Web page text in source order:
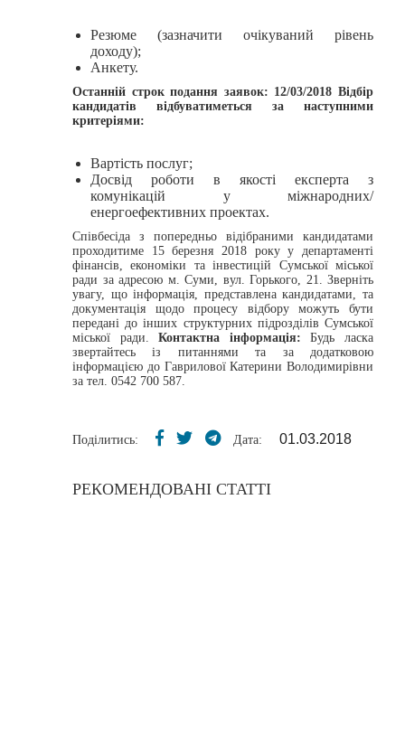
Резюме (зазначити очікуваний рівень
доходу);
Анкету.
Останній строк подання заявок: 12/03/2018 Відбір
кандидатів відбуватиметься за наступними
критеріями:
Вартість послуг;
Досвід роботи в якості експерта з
комунікацій у міжнародних/
енергоефективних проектах.
Співбесіда з попередньо відібраними кандидатами
проходитиме 15 березня 2018 року у департаменті
фінансів, економіки та інвестицій Сумської міської
ради за адресою м. Суми, вул. Горького, 21. Зверніть
увагу, що інформація, представлена кандидатами, та
документація щодо процесу відбору можуть бути
передані до інших структурних підрозділів Сумської
міської ради.Контактна інформація: Будь ласка
звертайтесь із питаннями та за додатковою
інформацією до Гаврилової Катерини Володимирівни
за тел. 0542 700 587.
Поділитись: Дата: 01.03.2018
РЕКОМЕНДОВАНІ СТАТТІ